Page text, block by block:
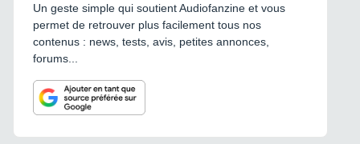
Un geste simple qui soutient Audiofanzine et vous
permet de retrouver plus facilement tous nos
contenus : news, tests, avis, petites annonces,
forums...